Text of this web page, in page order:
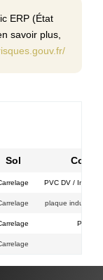
ERP (État
savoir plus,
Sol
PVC DV /
plaque induc. LV
PVC